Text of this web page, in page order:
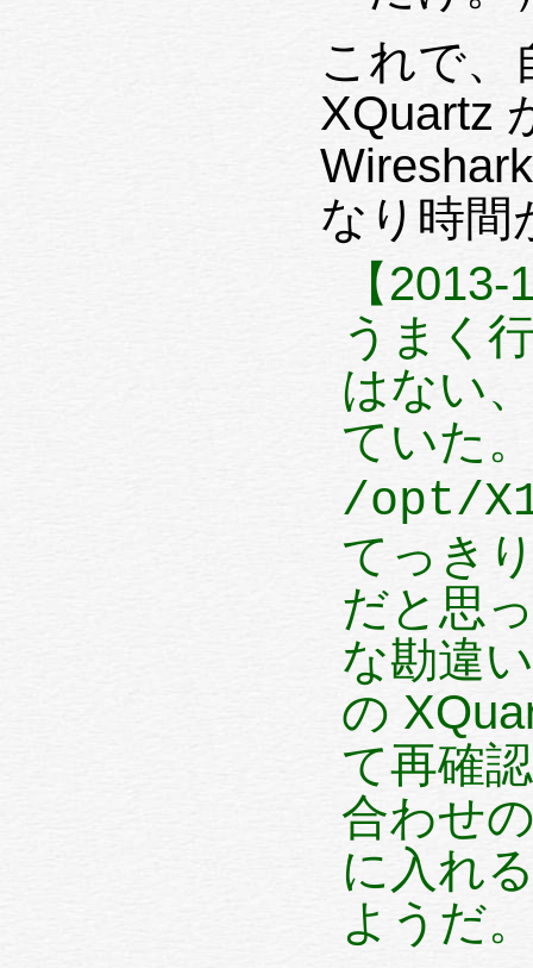
これで、
XQuartz が
なり時間
【2013-
うまく
はない
ていた
/opt/
てっきり
だと思
な勘違
の XQuartz だった *^^*。
て再確認し
合わせ
に入れ
ようだ